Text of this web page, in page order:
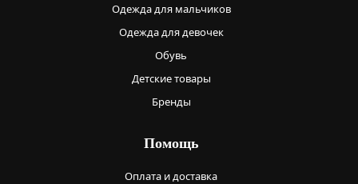
Одежда для мальчиков
Одежда для девочек
Обувь
Детские товары
Бренды
Помощь
Оплата и доставка